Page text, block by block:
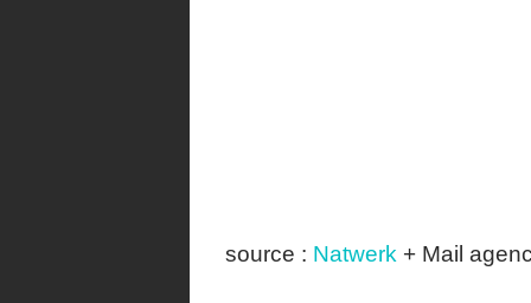
source : Natwerk + Mail